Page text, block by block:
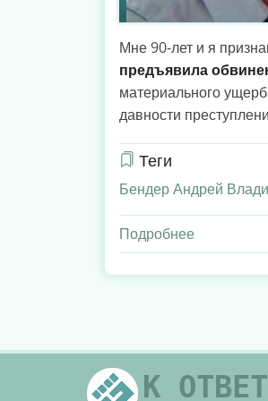
Мне 90-лет и я
предъявила
материального
давности
Теги
Бендер Андрей
Подробнее
–
Андрей
(Омск).
К